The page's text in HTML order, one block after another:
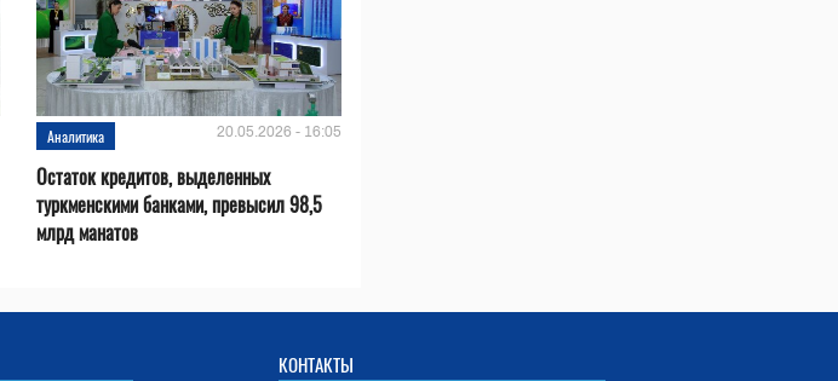
Аналитика 20.05.2026 - 16:05
Остаток кредитов, выделенных
туркменскими банками, превысил 98,5
млрд манатов
КОНТАКТЫ